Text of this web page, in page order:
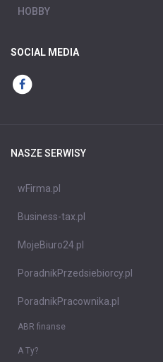
HOBBY
SOCIAL MEDIA
NASZE SERWISY
wFirma.pl
Business-tax.pl
MojeBiuro24.pl
PoradnikPrzedsiebiorcy.pl
PoradnikPracownika.pl
ABR finanse
A Ty?